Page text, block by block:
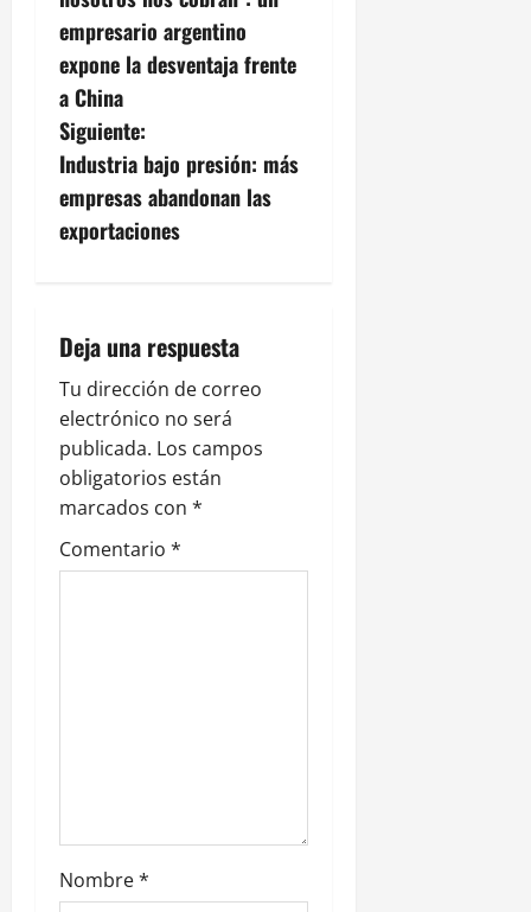
v
e
g
a
c
ó
n
d
e
e
n
a
s
empresario argentino
expone la desventaja frente
a China
Siguiente:
Industria bajo presión: más
empresas abandonan las
exportaciones
Deja una respuesta
Tu dirección de correo
electrónico no será
publicada. Los campos
obligatorios están
marcados con *
Comentario *
Nombre*